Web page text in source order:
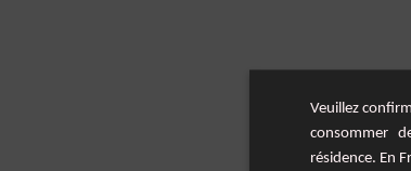
Veuillez
consommer
résidence. En